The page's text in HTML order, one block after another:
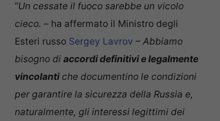
“Un cessate il fuoco sarebbe un vicolo
cieco. – ha affermato il Ministro degli
Esteri russo Sergey Lavrov – Abbiamo
bisogno di accordi definitivi e legalmente
vincolantiche documentino le condizioni
per garantire la sicurezza della Russia e,
naturalmente, gli interessi legittimi dei